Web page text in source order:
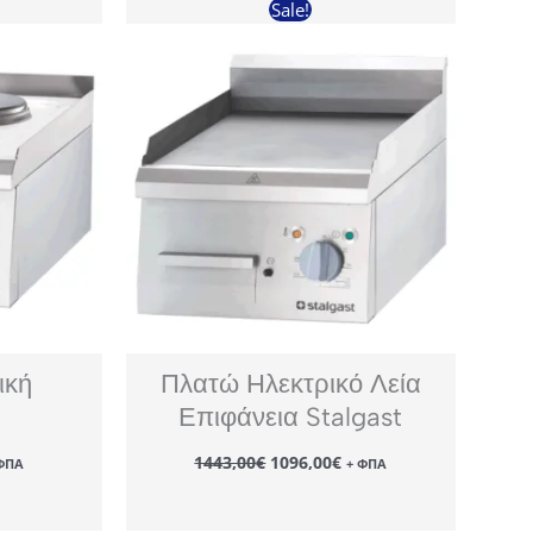
Sale!
Πλατώ Ηλεκτρικό Λεία
Επιφάνεια Stalgast
1443,00€ Original
price
1096,00€Η
τρέχουσα
+ ΦΠΑ